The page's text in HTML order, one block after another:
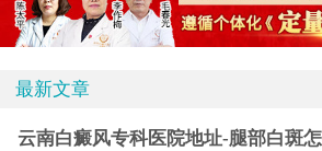
最新文章
云南白癜风专科医院地址-腿部白斑